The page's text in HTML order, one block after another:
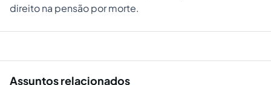
direito na pensão por morte.
Assuntos relacionados